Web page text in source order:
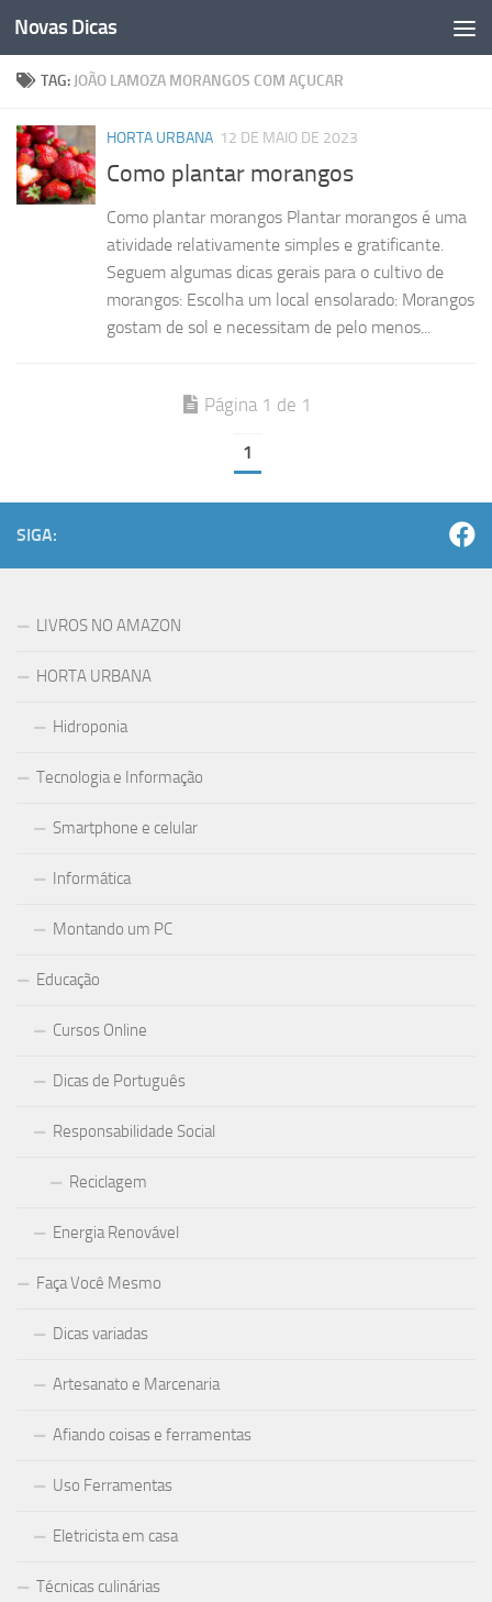
Skip to content
Novas Dicas
TAG: JOÃO LAMOZA MORANGOS COM AÇUCAR
HORTA URBANA 12 DE MAIO DE 2023
Como plantar morangos
Como plantar morangos Plantar morangos é uma
atividade relativamente simples e gratificante.
Seguem algumas dicas gerais para o cultivo de
morangos: Escolha um local ensolarado: Morangos
gostam de sol e necessitam de pelo menos...
Página 1 de 1
1
SIGA:
LIVROS NO AMAZON
HORTA URBANA
Hidroponia
Tecnologia e Informação
Smartphone e celular
Informática
Montando um PC
Educação
Cursos Online
Dicas de Português
Responsabilidade Social
Reciclagem
Energia Renovável
Faça Você Mesmo
Dicas variadas
Artesanato e Marcenaria
Afiando coisas e ferramentas
Uso Ferramentas
Eletricista em casa
Técnicas culinárias